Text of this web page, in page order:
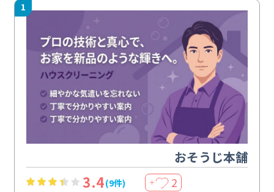
1
おそうじ本舗
3.4(9件) ＋ 2